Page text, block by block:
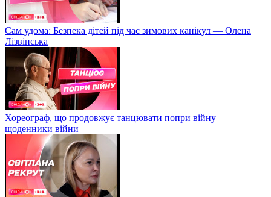
Сам удома: Безпека дітей під час зимових канікул — Олена
Лізвінська
Хореограф, що продовжує танцювати попри війну –
щоденники війни